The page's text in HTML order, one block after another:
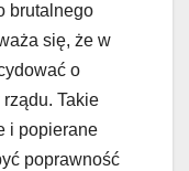
brutalnego
się, że w
o
Takie
i popierane
poprawność